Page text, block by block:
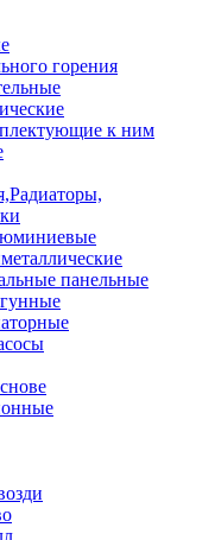
горения
к ним
панельные